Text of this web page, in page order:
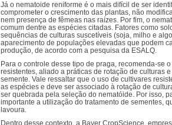
Já o nematoide reniforme é o mais difícil de ser
comprometer o crescimento das plantas, não
nem presença de fêmeas nas raízes. Por fim, o
comum dentre as espécies citadas. Fatores como
sequências de culturas suscetíveis (soja, milho e
aparecimento de populações elevadas que podem
produção, de acordo com a pesquisa da ESALQ.
Para o controle desse tipo de praga, recomenda-se
resistentes, aliado a práticas de rotação de culturas
semente. Vale ressaltar que o uso de cultivares
as espécies e deve ser associado à rotação de
ser quebrada pela seleção do nematóide. Por isso,
importante a utilização do tratamento de sementes,
lavoura.
Dentro desse contexto, a Bayer CropScience,